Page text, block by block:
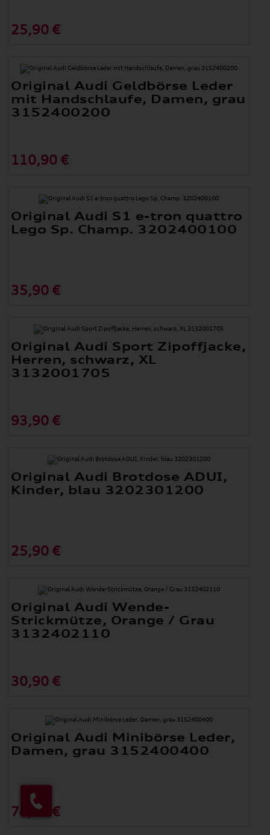
25,90 €
Original Audi Geldbörse Leder
mit Handschlaufe, Damen, grau
3152400200
110,90 €
Original Audi S1 e-tron quattro
Lego Sp. Champ. 3202400100
35,90 €
Original Audi Sport Zipoffjacke,
Herren, schwarz, XL
3132001705
93,90 €
Original Audi Brotdose ADUI,
Kinder, blau 3202301200
25,90 €
Original Audi Wende-
Strickmütze, Orange / Grau
3132402110
30,90 €
Original Audi Minibörse Leder,
Damen, grau 3152400400
74,90 €